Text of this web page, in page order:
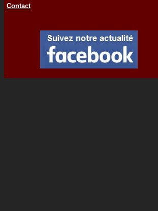
Contact